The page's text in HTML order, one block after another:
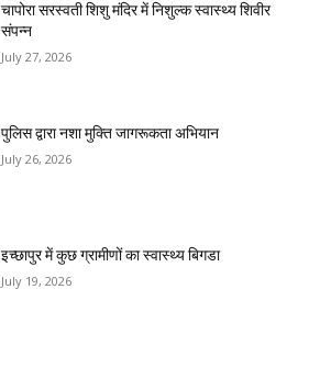
चापोरा सरस्वती शिशु मंदिर में निशुल्क स्वास्थ्य शिवीर
संपन्न
July 27, 2026
पुलिस द्वारा नशा मुक्ति जागरूकता अभियान
July 26, 2026
इच्छापुर में कुछ ग्रामीणों का स्वास्थ्य बिगडा
July 19, 2026